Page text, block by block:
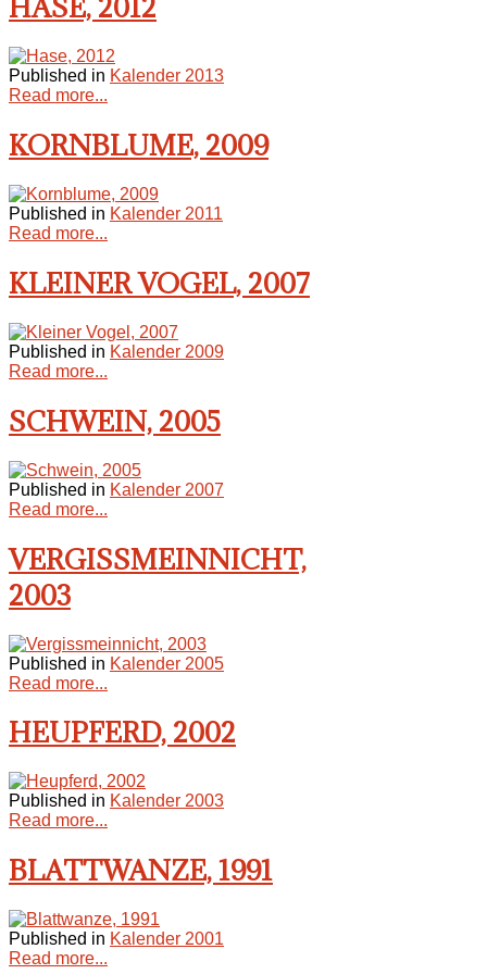
HASE, 2012
Published in Kalender 2013
Read more...
KORNBLUME, 2009
Published in Kalender 2011
Read more...
KLEINER VOGEL, 2007
Published in Kalender 2009
Read more...
SCHWEIN, 2005
Published in Kalender 2007
Read more...
VERGISSMEINNICHT,
2003
Published in Kalender 2005
Read more...
HEUPFERD, 2002
Published in Kalender 2003
Read more...
BLATTWANZE, 1991
Published in Kalender 2001
Read more...